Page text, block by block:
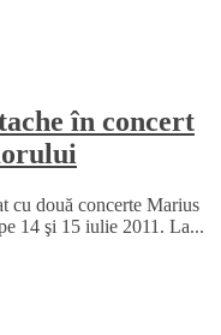
în concert
cu două concerte Marius
14 şi 15 iulie 2011. La...